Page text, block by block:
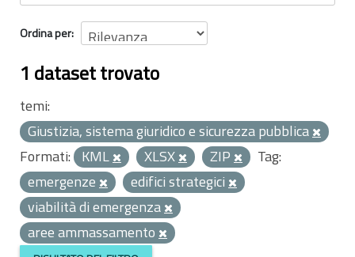
Ordina per
1 dataset trovato
temi:
Giustizia, sistema giuridico e sicurezza pubblica
Formati: KML XLSX ZIP
Tag:
emergenze
edifici strategici
viabilità di emergenza
aree ammassamento